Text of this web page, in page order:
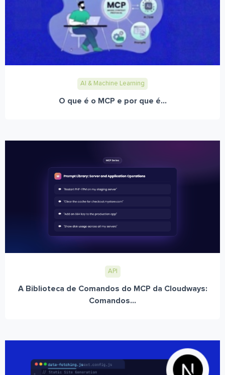
AI & Machine Learning
O que é o MCP e por que é...
API
A Biblioteca de Comandos do MCP da Cloudways:
Comandos...